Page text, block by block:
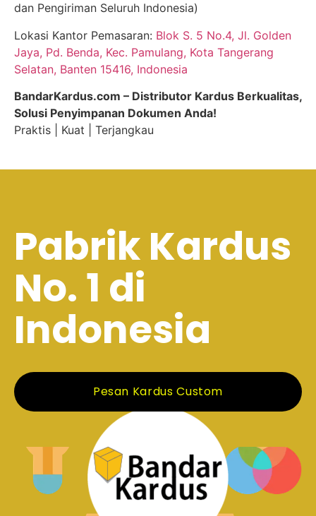
dan Pengiriman Seluruh Indonesia)
Lokasi Kantor Pemasaran: Blok S. 5 No.4, Jl. Golden
Jaya, Pd. Benda, Kec. Pamulang, Kota Tangerang
Selatan, Banten 15416, Indonesia
BandarKardus.com – Distributor Kardus Berkualitas,
Solusi Penyimpanan Dokumen Anda!
Praktis | Kuat | Terjangkau
Pabrik Kardus
No. 1 di
Indonesia
Pesan Kardus Custom